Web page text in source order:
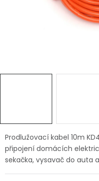
Značky
Prodlužovací kabel 10m
připojení domácích
sekačka, vysavač do auta